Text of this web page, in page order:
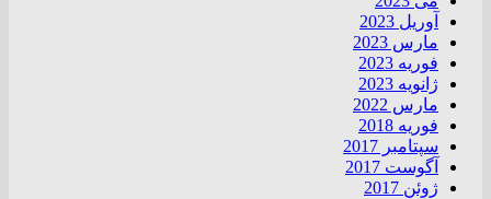
آوریل 2023
مارس 2023
فوریه 2023
ژانویه 2023
مارس 2022
فوریه 2018
سپتامبر 2017
آگوست 2017
ژوئن 2017